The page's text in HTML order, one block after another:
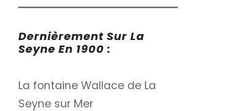
Dernièrement Sur La
Seyne En 1900 :
La fontaine Wallace de La
Seyne sur Mer